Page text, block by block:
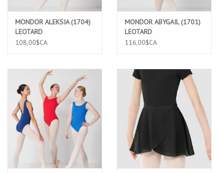
MONDOR ALEKSIA (1704)
LEOTARD
108,00$CA
MONDOR ABYGAIL (1701)
LEOTARD
116,00$CA